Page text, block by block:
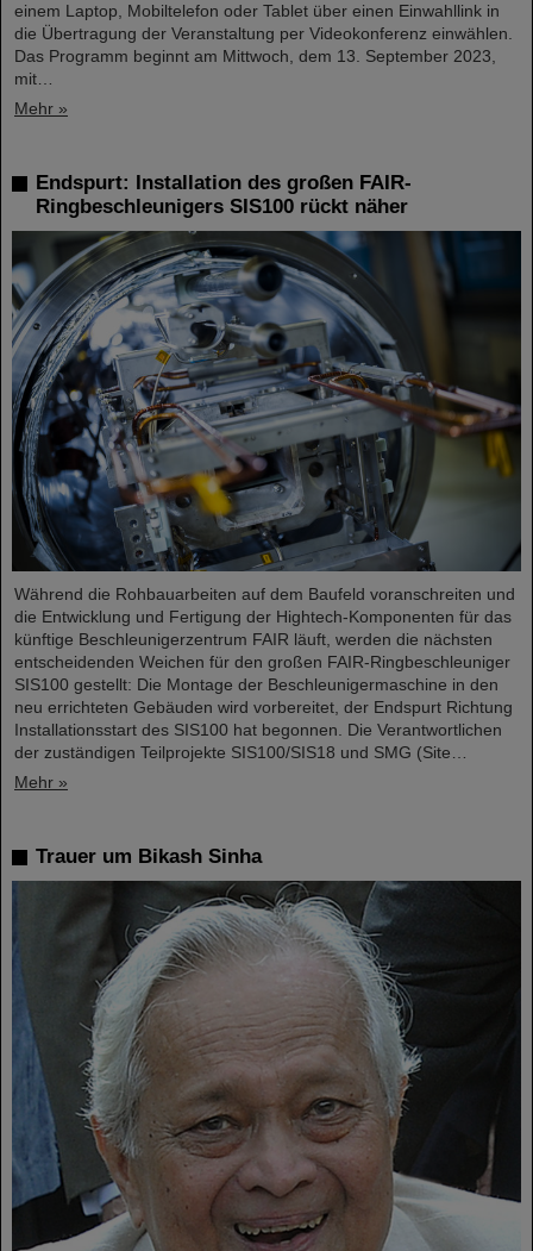
einem Laptop, Mobiltelefon oder Tablet über einen Einwahllink in
die Übertragung der Veranstaltung per Videokonferenz einwählen.
Das Programm beginnt am Mittwoch, dem 13. September 2023,
mit…
Mehr »
Endspurt: Installation des großen FAIR-
Ringbeschleunigers SIS100 rückt näher
Während die Rohbauarbeiten auf dem Baufeld voranschreiten und
die Entwicklung und Fertigung der Hightech-Komponenten für das
künftige Beschleunigerzentrum FAIR läuft, werden die nächsten
entscheidenden Weichen für den großen FAIR-Ringbeschleuniger
SIS100 gestellt: Die Montage der Beschleunigermaschine in den
neu errichteten Gebäuden wird vorbereitet, der Endspurt Richtung
Installationsstart des SIS100 hat begonnen. Die Verantwortlichen
der zuständigen Teilprojekte SIS100/SIS18 und SMG (Site…
Mehr »
Trauer um Bikash Sinha